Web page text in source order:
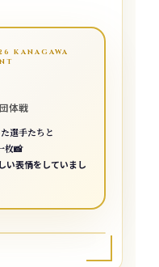
KANAGAWA
体戦
選手たちと
枚📸
い表情をしていまし